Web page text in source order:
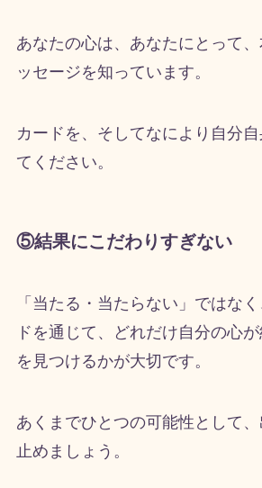
あなたの心は、あなたにとって
ッセージを知っています。
カードを、そしてなにより自分
てください。
⑤結果にこだわりすぎない
「当たる・当たらない」ではな
ドを通じて、どれだけ自分の心
を見つけるかが大切です。
あくまでひとつの可能性として
止めましょう。